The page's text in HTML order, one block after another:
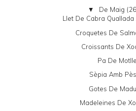
▼ De Maig
Llet De Cabra Quallada
Croquetes De
Croissants De
Pa De Motlle
Sèpia Amb
Gotes De
Madeleines De